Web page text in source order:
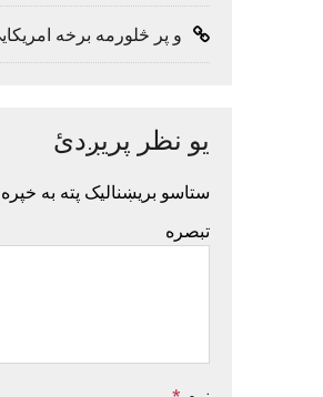
و پر څلورمه برخه
یو نظر پریږدئ
ستاسو بریښنالیک پته به
تبصره